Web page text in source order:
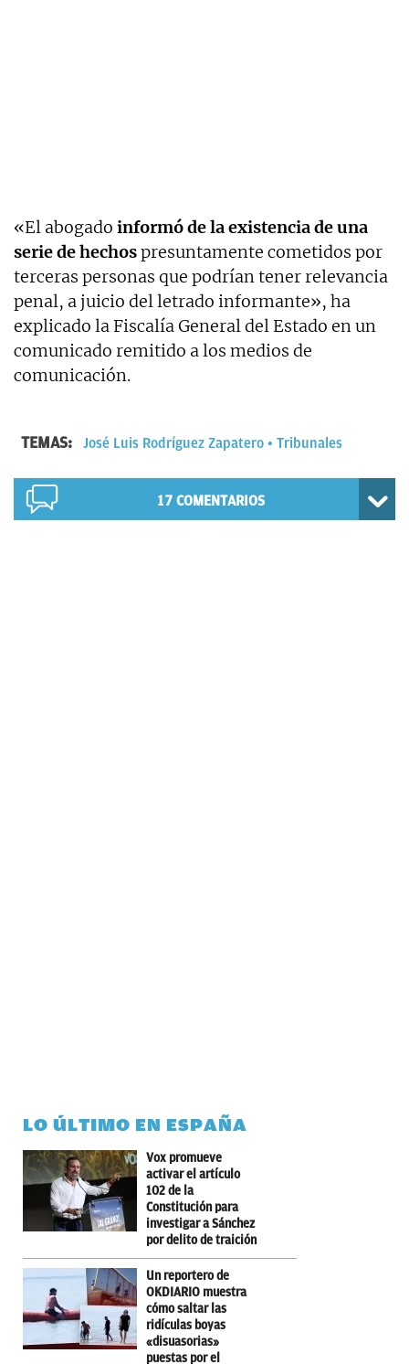
«El abogado informó de la existencia de una
serie de hechospresuntamente cometidos por
terceras personas que podrían tener relevancia
penal, a juicio del letrado informante», ha
explicado la Fiscalía General del Estado en un
comunicado remitido a los medios de
comunicación.
TEMAS: José Luis Rodríguez Zapatero Tribunales
17 COMENTARIOS
LO ÚLTIMO EN ESPAÑA
Vox promueve
activar el artículo
102 de la
Constitución para
investigar a Sánchez
por delito de traición
Un reportero de
OKDIARIO muestra
cómo saltar las
ridículas boyas
«disuasorias»
puestas por el